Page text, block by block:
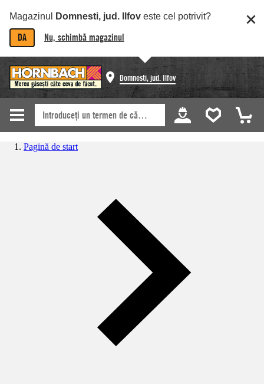
Magazinul Domnesti, jud. Ilfov este cel potrivit?
DA Nu, schimbă magazinul
Domnesti, jud. Ilfov
Pagină de start